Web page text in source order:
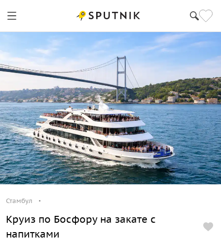
Стамбул
Круиз по Босфору на закате с
напитками